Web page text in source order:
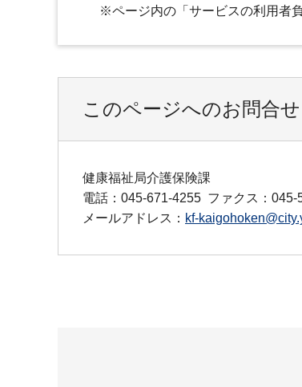
※ページ内の「サービスの利用者
このページへのお問合せ
健康福祉局介護保険課
電話：045-671-4255 ファクス：045-
メールアドレス： kf-